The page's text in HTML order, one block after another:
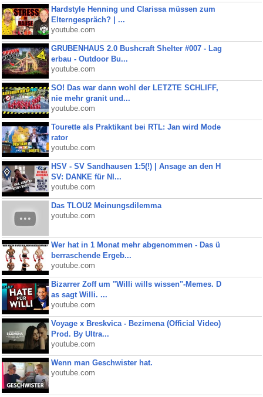
Hardstyle Henning und Clarissa müssen zum
Elterngespräch? | ...
youtube.com
GRUBENHAUS 2.0 Bushcraft Shelter #007 - Lag
erbau - Outdoor Bu...
youtube.com
SO! Das war dann wohl der LETZTE SCHLIFF,
nie mehr granit und...
youtube.com
Tourette als Praktikant bei RTL: Jan wird Mode
rator
youtube.com
HSV - SV Sandhausen 1:5(!) | Ansage an den H
SV: DANKE für NI...
youtube.com
Das TLOU2 Meinungsdilemma
youtube.com
Wer hat in 1 Monat mehr abgenommen - Das ü
berraschende Ergeb...
youtube.com
Bizarrer Zoff um "Willi wills wissen"-Memes. D
as sagt Willi. ...
youtube.com
Voyage x Breskvica - Bezimena (Official Video)
Prod. By Ultra...
youtube.com
Wenn man Geschwister hat.
youtube.com